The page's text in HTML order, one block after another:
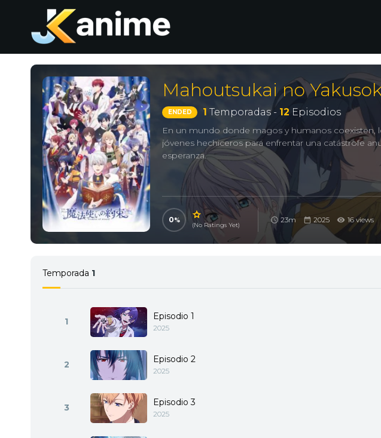
Mahoutsukai no
ENDED 1 Temporadas - 12 Episodios
En un mundo donde magos y humanos coexisten,
jóvenes hechiceros para enfrentar una catástrofe
esperanza.
0
(No Ratings Yet)
23m 2025 16 views
Temporada 1
1 Episodio 1
2025
2 Episodio 2
2025
3 Episodio 3
2025